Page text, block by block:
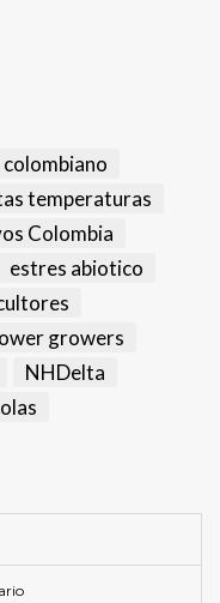
temperaturas
Colombia
estres abiotico
growers
NHDelta